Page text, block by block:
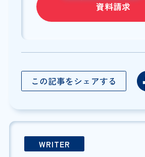
資料請求
この記事をシェアする
WRITER